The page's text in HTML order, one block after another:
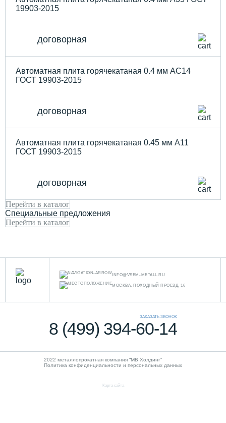
19903-2015
договорная
Автоматная плита горячекатаная 0.4 мм АС14
ГОСТ 19903-2015
договорная
Автоматная плита горячекатаная 0.45 мм А11
ГОСТ 19903-2015
договорная
Перейти в каталог
Специальные предложения
Перейти в каталог
INFO@VSEM-METALL.RU
МОСКВА, ПОХОДНЫЙ ПРОЕЗД, 16
ЗАКАЗАТЬ ЗВОНОК
8 (499) 394-60-14
2022 металлопрокатная компания “MB Холдинг”
Политика конфиденциальности и персональных данных
Карта сайта